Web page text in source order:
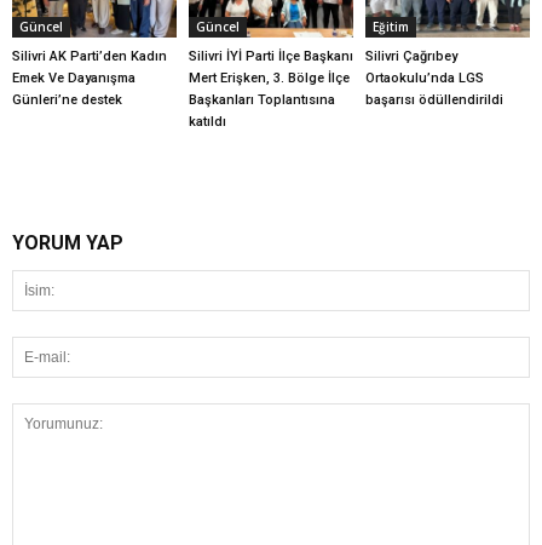
Güncel
Silivri AK Parti’den Kadın
Emek Ve Dayanışma
Günleri’ne destek
Güncel
Silivri İYİ Parti İlçe Başkanı
Mert Erişken, 3. Bölge İlçe
Başkanları Toplantısına
katıldı
Eğitim
Silivri Çağrıbey
Ortaokulu’nda LGS
başarısı ödüllendirildi
YORUM YAP